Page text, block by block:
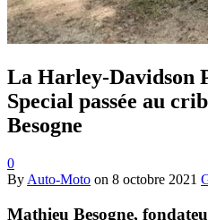
La Harley-Davidson
Special passée au
Besogne
0
By Auto-Moto on 8 octobre 2021
Mathieu Besogne,